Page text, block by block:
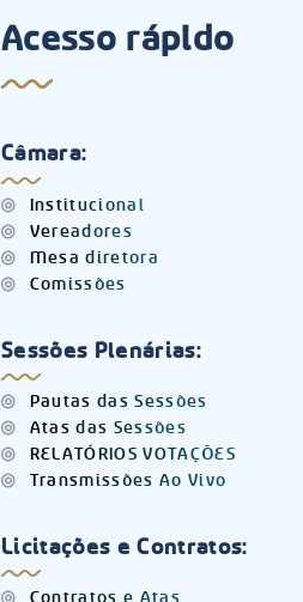
Acesso rápido
Câmara:
Institucional
Vereadores
Mesa diretora
Comissões
Sessões Plenárias:
Pautas das Sessões
Atas das Sessões
RELATÓRIOS VOTAÇÕES
Transmissões Ao Vivo
Licitações e Contratos: